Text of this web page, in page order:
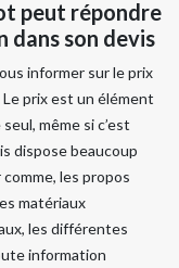
peut répondre
dans son devis
informer sur le prix
prix est un élément
même si c’est
dispose beaucoup
les propos
matériaux
les différentes
information